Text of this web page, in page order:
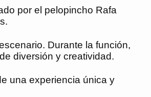
por el pelopincho Rafa
Durante la función,
diversión y creatividad.
una experiencia única y